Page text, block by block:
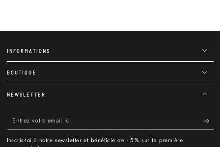
INFORMATIONS
BOUTIQUE
NEWSLETTER
Entrez
votre
Inscris-toi à notre newsletter et bénéficie de - 5 % sur ta première